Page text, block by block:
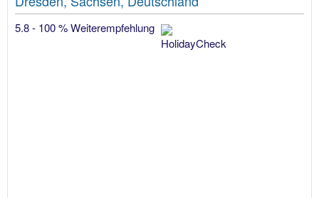
5.8 - 100 % Weiterempfehlung